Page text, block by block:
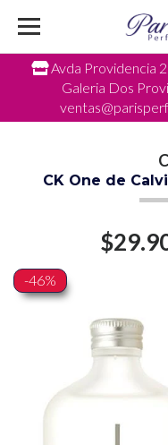
Avda Providencia
Galeria Dos
CK One de
-46%